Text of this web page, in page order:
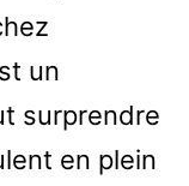
un
surprendre
en plein